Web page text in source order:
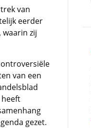
van
eerder
zij
van een
gezet.